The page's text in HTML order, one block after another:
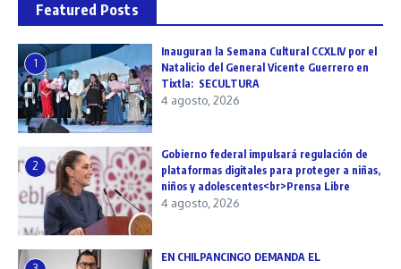
Featured Posts
1
Inauguran la Semana Cultural CCXLIV por el
Natalicio del General Vicente Guerrero en
Tixtla: SECULTURA
4 agosto, 2026
2
Gobierno federal impulsará regulación de
plataformas digitales para proteger a niñas,
niños y adolescentes<br>Prensa Libre
4 agosto, 2026
EN CHILPANCINGO DEMANDA EL